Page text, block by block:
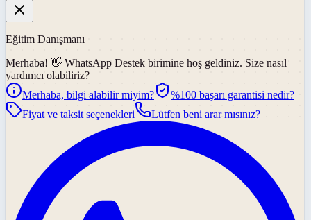
Eğitim Danışmanı
Merhaba! 👋 WhatsApp Destek birimine hoş geldiniz. Size nasıl
yardımcı olabiliriz?
Merhaba, bilgi alabilir miyim?
%100 başarı garantisi nedir?
Fiyat ve taksit seçenekleri
Lütfen beni arar mısınız?